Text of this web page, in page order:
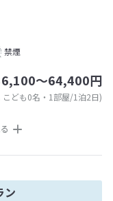
禁煙
～64,400円
こども0名・1部屋/1泊2日)
ン